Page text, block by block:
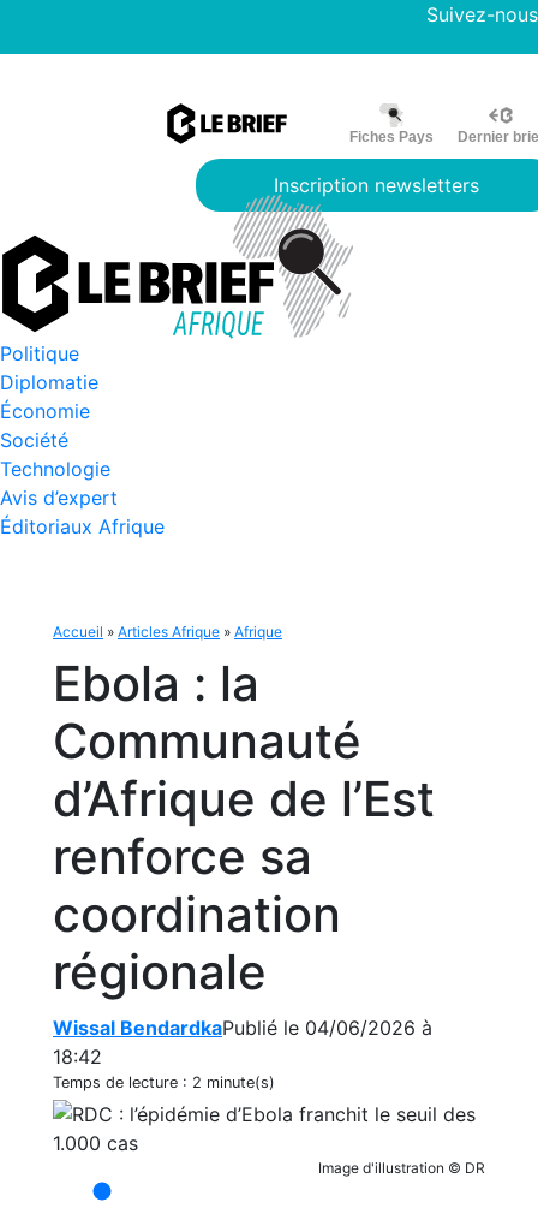
Suivez-nous
Fiches Pays Dernier
Inscription newsletters
Politique
Diplomatie
Économie
Société
Technologie
Avis d’expert
Éditoriaux Afrique
Accueil » Articles Afrique » Afrique
Ebola : la
Communauté
d’Afrique de l’Est
renforce sa
coordination
régionale
Wissal BendardkaPublié le 04/06/2026 à
18:42
Temps de lecture : 2 minute(s)
Image d'illustration © DR